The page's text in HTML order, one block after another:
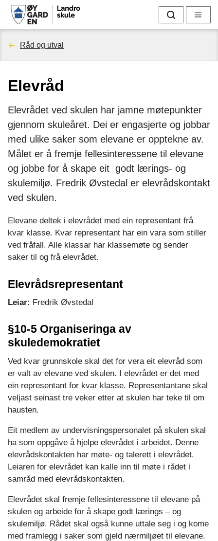
L
a
o
s
k
u
e
Søk Meny
Du
her:
Råd og utval
Elevråd
Elevrådet ved skulen har jamne møtepunkter
gjennom skuleåret. Dei er engasjerte og jobbar
med ulike saker som elevane er opptekne av.
Målet er å fremje fellesinteressene til elevane
og jobbe for å skape eit godt lærings- og
skulemiljø. Fredrik Øvstedal er elevrådskontakt
ved skulen.
Elevane deltek i elevrådet med ein representant frå
kvar klasse. Kvar representant har ein vara som stiller
ved fråfall. Alle klassar har klassemøte og sender
saker til og frå elevrådet.
Elevrådsrepresentant
Leiar: Fredrik Øvstedal
§10-5 Organiseringa av
skuledemokratiet
Ved kvar grunnskole skal det for vera eit elevråd som
er valt av elevane ved skulen. I elevrådet er det med
ein representant for kvar klasse. Representantane skal
veljast seinast tre veker etter at skulen har teke til om
hausten.
Eit medlem av undervisningspersonalet på skulen skal
ha som oppgåve å hjelpe elevrådet i arbeidet. Denne
elevrådskontakten har møte- og talerett i elevrådet.
Leiaren for elevrådet kan kalle inn til møte i rådet i
samråd med elevrådskontakten.
Elevrådet skal fremje fellesinteressene til elevane på
skulen og arbeide for å skape godt lærings – og
skulemiljø. Rådet skal også kunne uttale seg i og kome
med framlegg i saker som gjeld nærmiljøet til elevane.